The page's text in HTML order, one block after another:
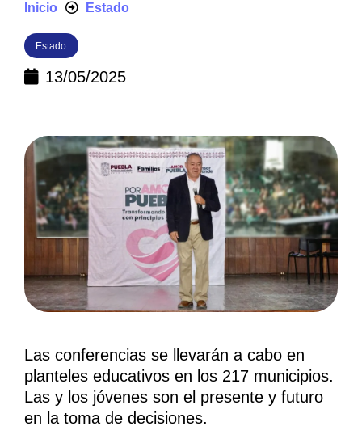
Inicio Estado
Estado
13/05/2025
Las conferencias se llevarán a cabo en
planteles educativos en los 217 municipios.
Las y los jóvenes son el presente y futuro
en la toma de decisiones.